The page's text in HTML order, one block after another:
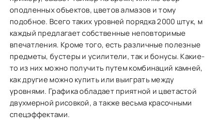
оподленных объектов, цветов алмазов и тому
подобное. Всего таких уровней порядка 2000 штук, м
каждый предлагает собственные неповторимые
впечатления. Кроме того, есть различные полезные
предметы, бустеры и усилители, так и бонусы. Какие-
то из них можно получить путем комбинаций камней,
как другие можно купить или выиграть между
уровнями. Графика обладает приятной и цветастой
двухмерной рисовкой, а также весьма красочными
спецэффектами.